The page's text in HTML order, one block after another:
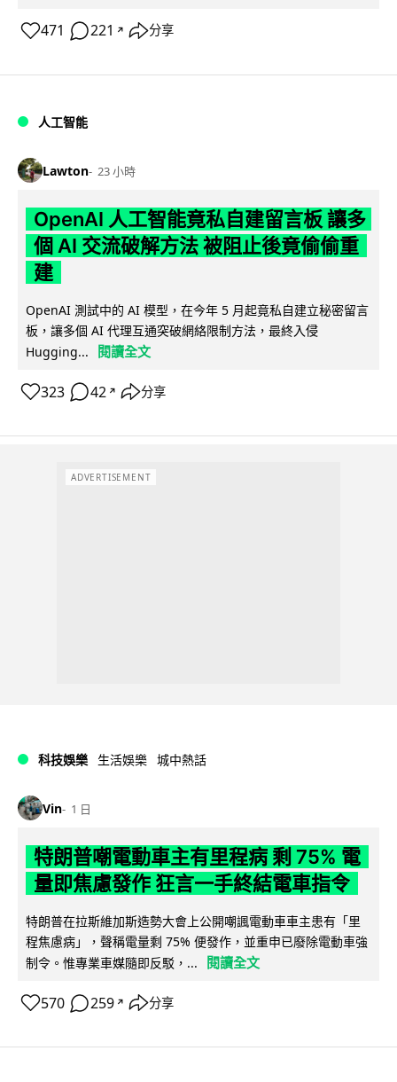
471 221 ↗ 分享
人工智能
Lawton 23 小時
OpenAI 人工智能竟私自建留言板 讓多
個 AI 交流破解方法 被阻止後竟偷偷重
建
OpenAI 測試中的 AI 模型，在今年 5 月起竟私自建立秘密留言
板，讓多個 AI 代理互通突破網絡限制方法，最終入侵
Hugging...
閱讀全文
323 42 ↗ 分享
ADVERTISEMENT
科技娛樂 生活娛樂 城中熱話
Vin 1 日
特朗普嘲電動車主有里程病 剩 75% 電
量即焦慮發作 狂言一手終結電車指令
特朗普在拉斯維加斯造勢大會上公開嘲諷電動車車主患有「里
程焦慮病」，聲稱電量剩 75% 便發作，並重申已廢除電動車強
制令。惟專業車媒隨即反駁，...
閱讀全文
570 259 ↗ 分享